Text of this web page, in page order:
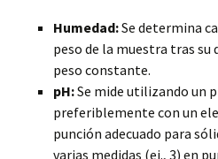
Humedad:Se determina
peso de la muestra tras su
peso constante.
pH:Se mide utilizando un
preferiblemente con un
punción adecuado para
varias medidas (ej., 3) en